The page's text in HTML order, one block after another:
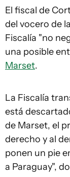
El fiscal de
del vocero de
Fiscalía "no
una posible
Marset.
La Fiscalía
está
de Marset, el
derecho y al
ponen un pie
a Paraguay",